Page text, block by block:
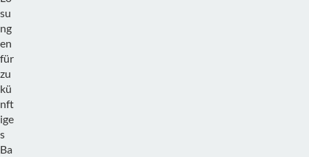
su
ng
en
für
zu
kü
nft
ige
s
Ba